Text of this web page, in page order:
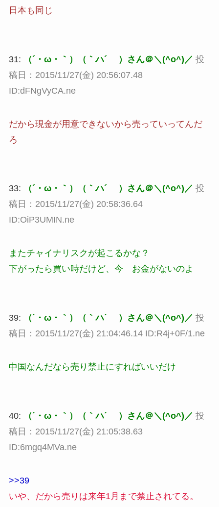
日本も同じ
31: （´・ω・｀）（｀ハ´ ）さん＠＼(^o^)／ 投
稿日：2015/11/27(金) 20:56:07.48
ID:dFNgVyCA.ne
だから現金が用意できないから売っていってんだ
ろ
33: （´・ω・｀）（｀ハ´ ）さん＠＼(^o^)／ 投
稿日：2015/11/27(金) 20:58:36.64
ID:OiP3UMIN.ne
またチャイナリスクが起こるかな？
下がったら買い時だけど、今 お金がないのよ
39: （´・ω・｀）（｀ハ´ ）さん＠＼(^o^)／ 投
稿日：2015/11/27(金) 21:04:46.14 ID:R4j+0F/1.ne
中国なんだなら売り禁止にすればいいだけ
40: （´・ω・｀）（｀ハ´ ）さん＠＼(^o^)／ 投
稿日：2015/11/27(金) 21:05:38.63
ID:6mgq4MVa.ne
>>39
いや、だから売りは来年1月まで禁止されてる。